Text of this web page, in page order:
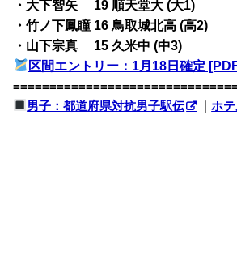
・大下智矢 19 順天堂大 (大1)
・竹ノ下鳳瞳 16 鳥取城北高 (高2)
・山下宗真 15 久米中 (中3)
区間エントリー：1月18日確定
男子：都道府県対抗男子駅伝
｜ホ